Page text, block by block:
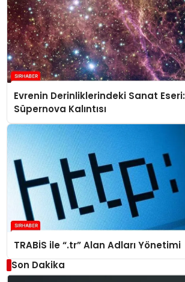
Evrenin Derinliklerindeki Sanat
Süpernova Kalıntısı
TRABİS ile “.tr” Alan Adları Yönetimi
Son Dakika